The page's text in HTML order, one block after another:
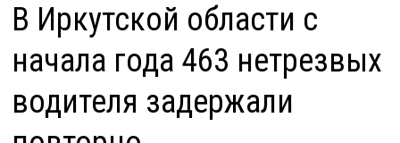
В Иркутской области с
начала года 463 нетрезвых
водителя задержали